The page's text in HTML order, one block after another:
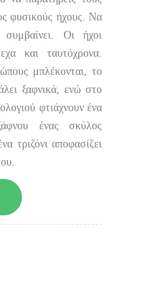
φυσικούς ήχους. Να
Οι ήχοι
και ταυτόχρονα.
μπλέκονται, το
ξαφνικά, ενώ στο
φτιάχνουν ένα
ένας σκύλος
τριζόνι αποφασίζει